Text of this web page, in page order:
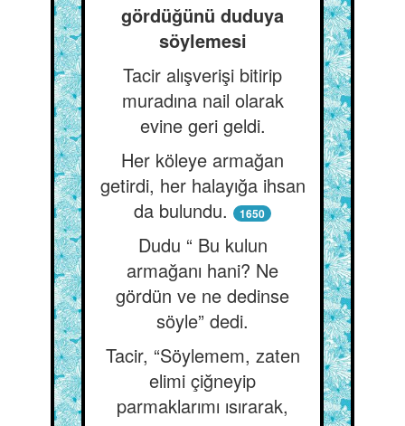
gördüğünü duduya
söylemesi
Tacir alışverişi bitirip
muradına nail olarak
evine geri geldi.
Her köleye armağan
getirdi, her halayığa ihsan
da bulundu.
1650
Dudu “ Bu kulun
armağanı hani? Ne
gördün ve ne dedinse
söyle” dedi.
Tacir, “Söylemem, zaten
elimi çiğneyip
parmaklarımı ısırarak,